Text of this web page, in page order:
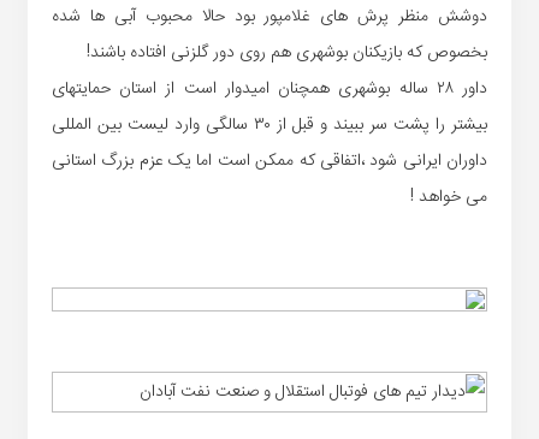
دوشش منظر پرش های غلامپور بود حالا محبوب آبی ها شده
بخصوص که بازیکنان بوشهری هم روی دور گلزنی افتاده باشند!
داور ۲۸ ساله بوشهری همچنان امیدوار است از استان حمایتهای
بیشتر را پشت سر ببیند و قبل از ۳۰ سالگی وارد لیست بین المللی
داوران ایرانی شود ،اتفاقی که ممکن است اما یک عزم بزرگ استانی
می خواهد !